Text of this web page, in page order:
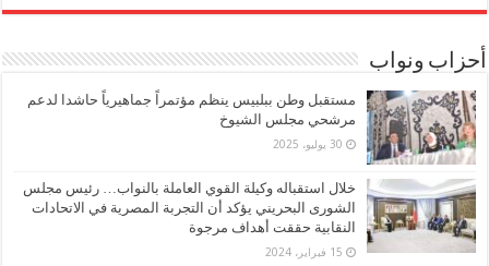
أحزاب ونواب
مستقبل وطن ببلبيس ينظم مؤتمراً جماهيرياً حاشدا لدعم
مرشحي مجلس الشيوخ
30 يوليو، 2025
خلال استقباله وكيلة القوي العاملة بالنواب… رئيس مجلس
الشورى البحريني يؤكد أن التجربة المصرية في الاتحادات
النقابية حققت أهداف مرجوة
15 فبراير، 2024